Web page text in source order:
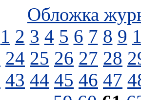
Обложка
1 2 3 4 5 6 7 8 9
24 25 26 27 28
43 44 45 46 47